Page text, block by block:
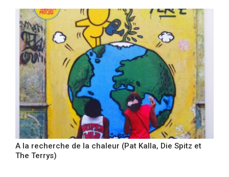
A la recherche de la chaleur (Pat Kalla, Die Spitz et
The Terrys)